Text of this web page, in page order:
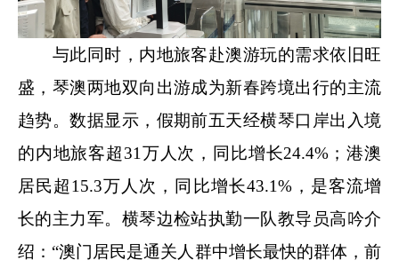
与此同时，内地旅客赴澳游玩的需求依旧旺
盛，琴澳两地双向出游成为新春跨境出行的主流
趋势。数据显示，假期前五天经横琴口岸出入境
的内地旅客超31万人次，同比增长24.4%；港澳
居民超15.3万人次，同比增长43.1%，是客流增
长的主力军。横琴边检站执勤一队教导员高吟介
绍：“澳门居民是通关人群中增长最快的群体，前